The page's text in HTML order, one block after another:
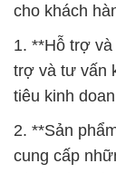
cho khách
1. **Hỗ trợ
trợ và tư vấn
tiêu kinh
2. **Sản
cung cấp